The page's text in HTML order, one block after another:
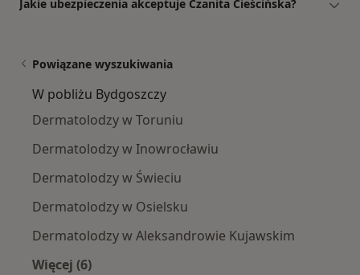
Jakie ubezpieczenia akceptuje Czanita Cieścińska?
Powiązane wyszukiwania
W pobliżu Bydgoszczy
Dermatolodzy w Toruniu
Dermatolodzy w Inowrocławiu
Dermatolodzy w Świeciu
Dermatolodzy w Osielsku
Dermatolodzy w Aleksandrowie Kujawskim
Więcej (6)